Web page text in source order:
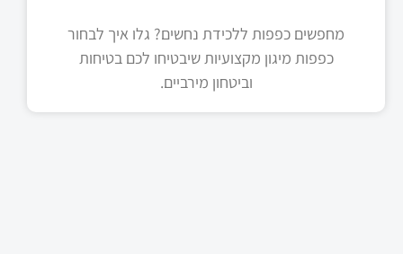
מחפשים כפפות ללכידת נחשים? גלו איך לבחור
כפפות מיגון מקצועיות שיבטיחו לכם בטיחות
וביטחון מירביים.